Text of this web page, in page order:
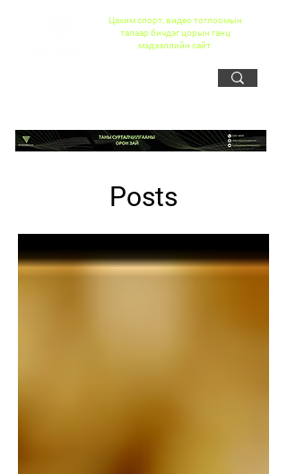
Цахим спорт, видео тоглоомын
талаар бичдэг цорын ганц
мэдээллийн сайт
Posts